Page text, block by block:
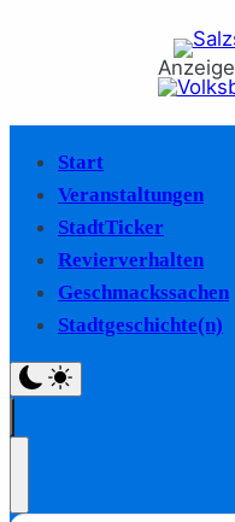
Anzeige
Start
Veranstaltungen
StadtTicker
Revierverhalten
Geschmackssachen
Stadtgeschichte(n)